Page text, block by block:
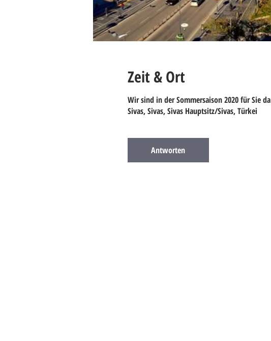
Zeit & Ort
Wir sind in der Sommersaison 2020 für Sie da
Sivas, Sivas, Sivas Hauptsitz/Sivas, Türkei
Antworten